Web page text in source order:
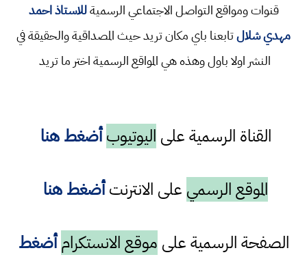
قنوات ومواقع التواصل الاجتماعي الرسميةللاستاذ احمد
مهدي شلالتابعنا باي مكان تريد حيث المصداقية والحقيقة في
النشر اولا باول وهذه هي المواقع الرسمية اختر ما تريد
القناة الرسمية على اليوتيوب أضغط هنا
الموقع الرسمي على الانترنتأضغط هنا
الصفحة الرسمية على موقع الانستكرام أضغط